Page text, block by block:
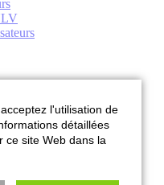
l'utilisation de
détaillées
ce site Web dans la